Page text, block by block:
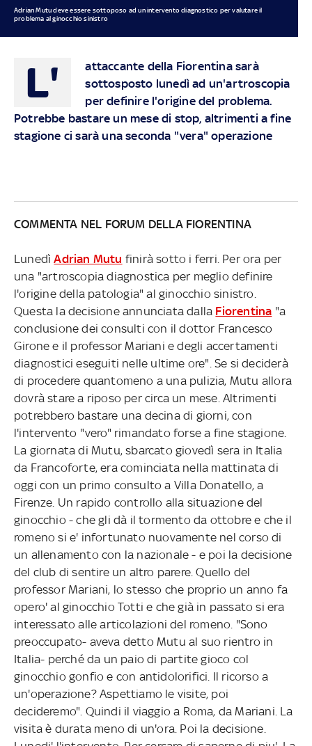
Adrian Mutu deve essere sottoposo ad un intervento diagnostico per valutare il
problema al ginocchio sinistro
L'
attaccante della Fiorentina sarà
sottosposto lunedì ad un'artroscopia
per definire l'origine del problema.
Potrebbe bastare un mese di stop, altrimenti a fine
stagione ci sarà una seconda "vera" operazione
COMMENTA NEL FORUM DELLA FIORENTINA
LunedìAdrian Mutu finirà sotto i ferri. Per ora per
una "artroscopia diagnostica per meglio definire
l'origine della patologia" al ginocchio sinistro.
Questa la decisione annunciata dalla Fiorentina "a
conclusione dei consulti con il dottor Francesco
Girone e il professor Mariani e degli accertamenti
diagnostici eseguiti nelle ultime ore". Se si deciderà
di procedere quantomeno a una pulizia, Mutu allora
dovrà stare a riposo per circa un mese. Altrimenti
potrebbero bastare una decina di giorni, con
l'intervento "vero" rimandato forse a fine stagione.
La giornata di Mutu, sbarcato giovedì sera in Italia
da Francoforte, era cominciata nella mattinata di
oggi con un primo consulto a Villa Donatello, a
Firenze. Un rapido controllo alla situazione del
ginocchio - che gli dà il tormento da ottobre e che il
romeno si e' infortunato nuovamente nel corso di
un allenamento con la nazionale - e poi la decisione
del club di sentire un altro parere. Quello del
professor Mariani, lo stesso che proprio un anno fa
opero' al ginocchio Totti e che già in passato si era
interessato alle articolazioni del romeno. "Sono
preoccupato- aveva detto Mutu al suo rientro in
Italia- perché da un paio di partite gioco col
ginocchio gonfio e con antidolorifici. Il ricorso a
un'operazione? Aspettiamo le visite, poi
decideremo". Quindi il viaggio a Roma, da Mariani. La
visita è durata meno di un'ora. Poi la decisione.